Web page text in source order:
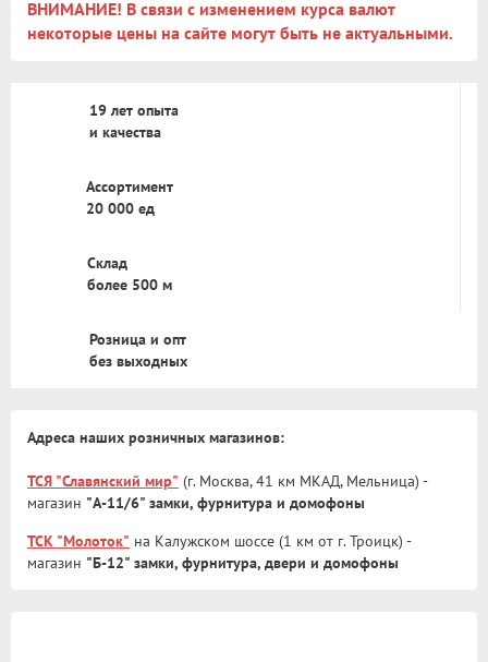
ВНИМАНИЕ! В связи с изменением курса валют
некоторые цены на сайте могут быть не актуальными.
19 лет опыта
и качества
Ассортимент
20 000 ед
Склад
более 500 м
Розница и опт
без выходных
Адреса наших розничных магазинов:
ТСЯ "Славянский мир" (г. Москва, 41 км МКАД, Мельница) -
магазин "А-11/6" замки, фурнитура и домофоны
ТСК "Молоток" на Калужском шоссе (1 км от г. Троицк) -
магазин "Б-12" замки, фурнитура, двери и домофоны